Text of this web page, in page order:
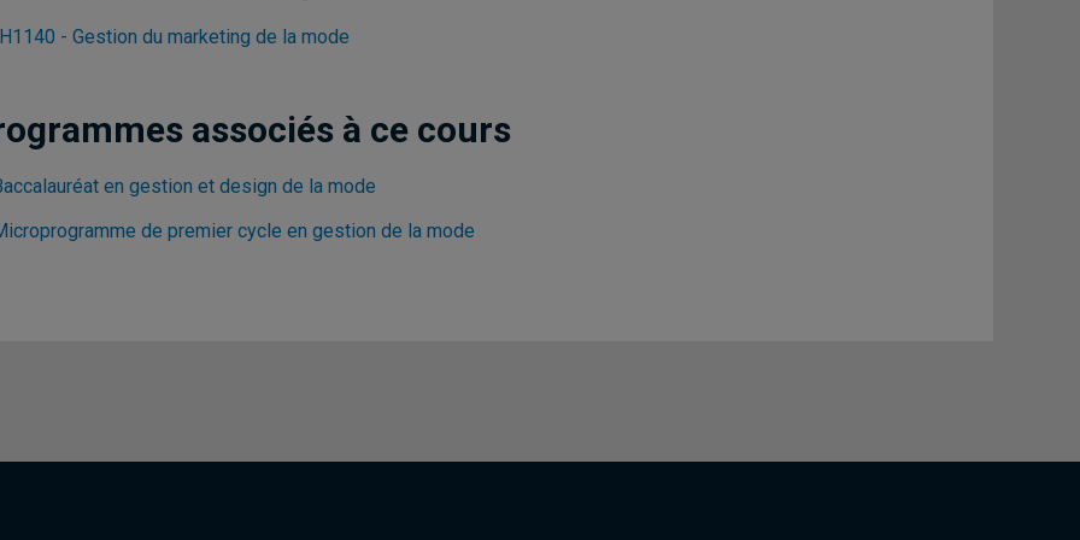
- Gestion du marketing de la mode
associés à ce cours
en gestion et design de la mode
de premier cycle en gestion de la mode